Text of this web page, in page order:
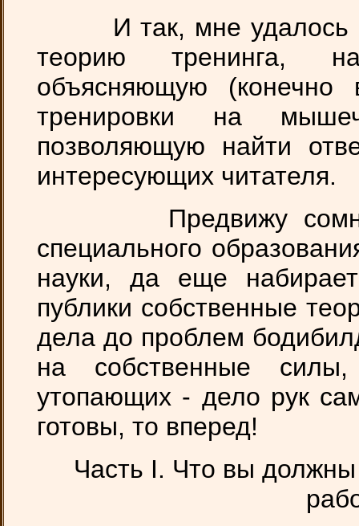
И так, мне удалось
теорию тренинга,
объясняющую (конечно
тренировки на
позволяющую найти
интересующих читателя.
Предвижу
специального
науки, да еще
публики собственные
дела до проблем
на собственные
утопающих - дело рук
готовы, то вперед!
Часть I. Что вы должны